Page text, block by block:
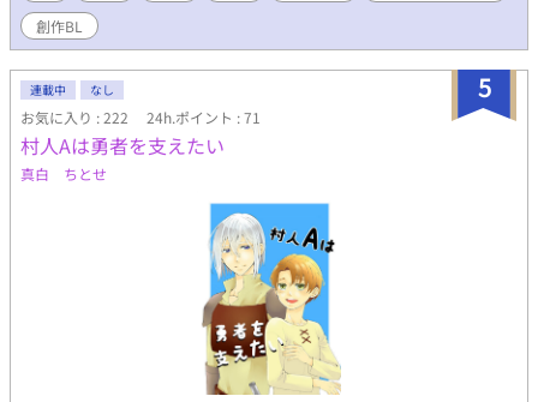
創作BL
5
連載中 なし
お気に入り : 222 24h.ポイント : 71
村人Aは勇者を支えたい
真白 ちとせ